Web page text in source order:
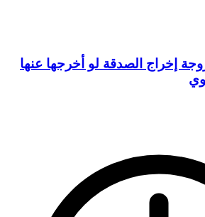
إخراج الصدقة لو أخرجها عنها